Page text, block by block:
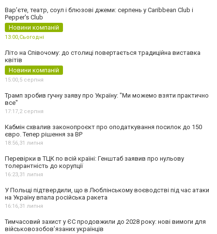
Вар’єте, театр, соул і блюзові джеми: серпень у Caribbean Club і
Pepper's Club
Новини компаній
13:00,Сьогодні
Літо на Співочому: до столиці повертається традиційна виставка
квітів
Новини компаній
15:00,5 серпня
Трамп зробив гучну заяву про Україну: "Ми можемо взяти практично
все"
17:17,2 серпня
Кабмін схвалив законопроєкт про оподаткування посилок до 150
євро. Тепер рішення за ВР
18:56,31 липня
Перевірки в ТЦК по всій країні: Генштаб заявив про нульову
толерантність до корупції
16:23,31 липня
У Польщі підтвердили, що в Люблінському воєводстві під час атаки
на Україну впала російська ракета
16:16,31 липня
Тимчасовий захист у ЄС продовжили до 2028 року: нові вимоги для
військовозобов’язаних українців